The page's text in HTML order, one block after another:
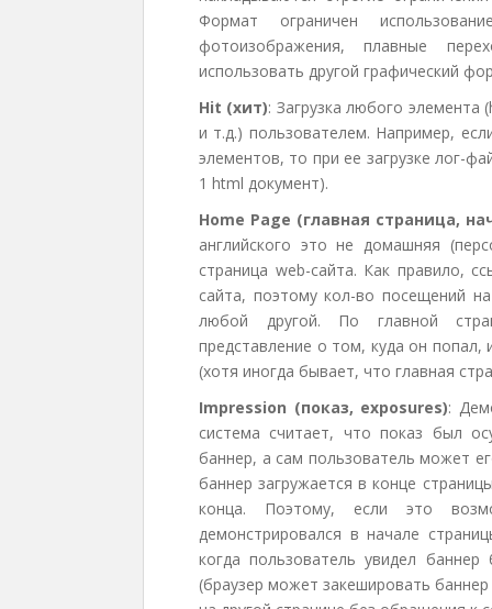
Формат ограничен
фотоизображения, плавные
использовать другой графический
Hit (хит): Загрузка любого элемента
и т.д.) пользователем. Например,
элементов, то при ее загрузке лог-
1 html документ).
Home Page (главная страница,
английского это не домашняя
страница web-сайта. Как правило,
сайта, поэтому кол-во посещений
любой другой. По главной
представление о том, куда он попал,
(хотя иногда бывает, что главная
Impression (показ, exposures):
система считает, что показ был
баннер, а сам пользователь может
баннер загружается в конце
конца. Поэтому, если это
демонстрировался в начале
когда пользователь увидел
(браузер может закешировать